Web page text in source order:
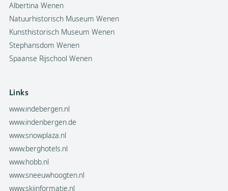
Albertina Wenen
Natuurhistorisch Museum Wenen
Kunsthistorisch Museum Wenen
Stephansdom Wenen
Spaanse Rijschool Wenen
Links
www.indebergen.nl
www.indenbergen.de
www.snowplaza.nl
www.berghotels.nl
www.hobb.nl
www.sneeuwhoogten.nl
www.skiinformatie.nl